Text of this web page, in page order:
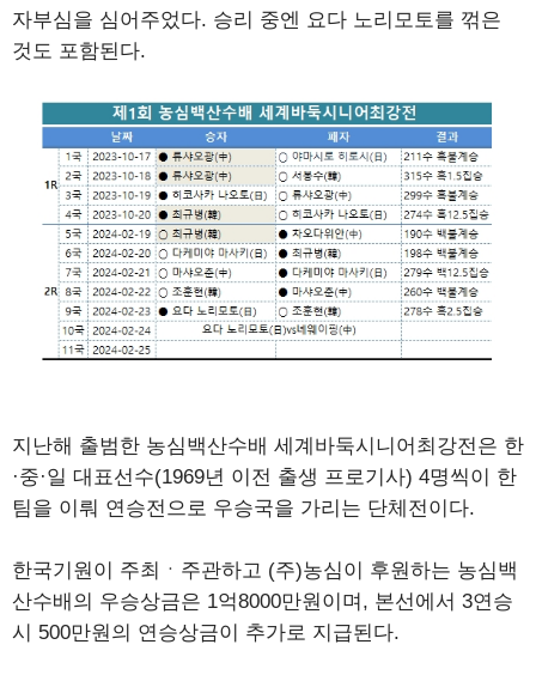
자부심을 심어주었다. 승리 중엔 요다 노리모토를 꺾은
것도 포함된다.
지난해 출범한 농심백산수배 세계바둑시니어최강전은 한
·중·일 대표선수(1969년 이전 출생 프로기사) 4명씩이 한
팀을 이뤄 연승전으로 우승국을 가리는 단체전이다.
한국기원이 주최ㆍ주관하고 (주)농심이 후원하는 농심백
산수배의 우승상금은 1억8000만원이며, 본선에서 3연승
시 500만원의 연승상금이 추가로 지급된다.